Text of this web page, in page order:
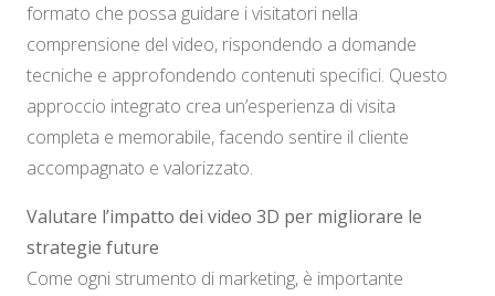
formato che possa guidare i visitatori nella
comprensione del video, rispondendo a domande
tecniche e approfondendo contenuti specifici. Questo
approccio integrato crea un’esperienza di visita
completa e memorabile, facendo sentire il cliente
accompagnato e valorizzato.
Valutare l’impatto dei video 3D per migliorare le
strategie future
Come ogni strumento di marketing, è importante